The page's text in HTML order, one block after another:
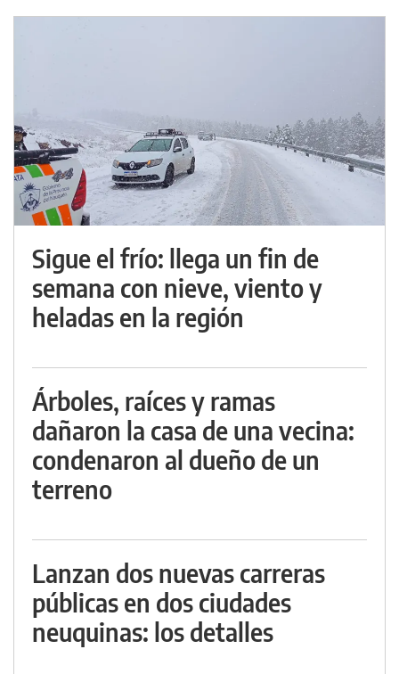
Sigue el frío: llega un fin de
semana con nieve, viento y
heladas en la región
Árboles, raíces y ramas
dañaron la casa de una vecina:
condenaron al dueño de un
terreno
Lanzan dos nuevas carreras
públicas en dos ciudades
neuquinas: los detalles